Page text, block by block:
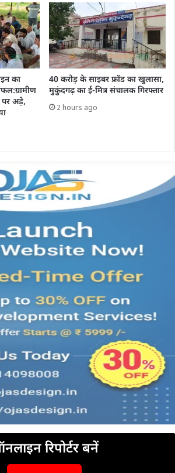
का
पर अड़े,
40 करोड़ के साइबर फ्रॉड का खुलासा,
मुकुंदगढ़ का ई-मित्र संचालक गिरफ्तार
2 hours ago
रिपोर्टर बनें